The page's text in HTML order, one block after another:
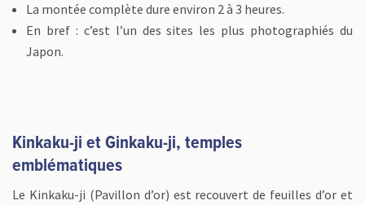
La montée complète dure environ 2 à 3 heures.
En bref : c’est l’un des sites les plus photographiés du
Japon.
Kinkaku-ji et Ginkaku-ji, temples
emblématiques
Le Kinkaku-ji (Pavillon d’or) est recouvert de feuilles d’or et